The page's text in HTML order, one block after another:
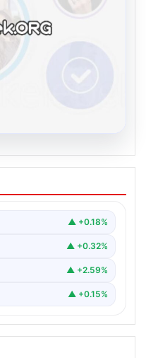
Deneyimi
Günümüzde…
▲ +0.18%
▲ +0.32%
▲ +2.59%
▲ +0.15%